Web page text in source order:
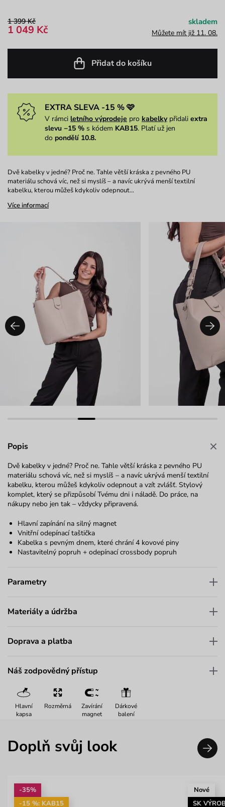
1 399 Kč
1 049 Kč
skladem
Můžete mít již 11. 08.
Přidat do košíku
EXTRA SLEVA -15 % 🩷
V rámci letního výprodeje pro kabelkypřidali extra
slevu −15 % s kódem KAB15. Platí už jen
do pondělí 10.8.
Dvě kabelky v jedné? Proč ne. Tahle větší kráska z pevného PU
materiálu schová víc, než si myslíš – a navíc ukrývá menší textilní
kabelku, kterou můžeš kdykoliv odepnout…
Více informací
Popis
Dvě kabelky v jedné? Proč ne. Tahle větší kráska z pevného PU
materiálu schová víc, než si myslíš – a navíc ukrývá menší textilní
kabelku, kterou můžeš kdykoliv odepnout a vzít zvlášť. Stylový
komplet, který se přizpůsobí Tvému dni i náladě. Do práce, na
nákupy nebo jen tak – vždycky připravená.
Hlavní zapínání na silný magnet
Vnitřní odepínací taštička
Kabelka s pevným dnem, které chrání 4 kovové piny
Nastavitelný popruh + odepínací crossbody popruh
Parametry
Materiály a údržba
Doprava a platba
Náš zodpovědný přístup
Hlavní
kapsa
Rozměrná
Zavírání
magnet
Dárkové
balení
Doplň svůj look
-35%
-15 %: KAB15
Nové
SK